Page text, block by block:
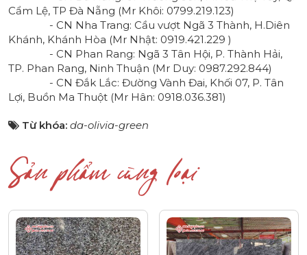
Cẩm Lệ, TP Đà Nẵng (Mr Khôi: 0799.219.123)
- CN Nha Trang: Cầu vượt Ngã 3 Thành, H.Diên
Khánh, Khánh Hòa (Mr Nhật: 0919.421.229 )
- CN Phan Rang: Ngã 3 Tân Hội, P. Thành Hải,
TP. Phan Rang, Ninh Thuận (Mr Duy: 0987.292.844)
- CN Đắk Lắc: Đường Vành Đai, Khối 07, P. Tân
Lợi, Buồn Ma Thuột (Mr Hân: 0918.036.381)
Từ khóa: da-olivia-green
Sản phẩm cùng loại